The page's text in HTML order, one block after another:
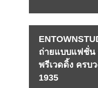
ถ่ายแบบแฟชั่น
พรีเวดดิ้ง ครบ
1935